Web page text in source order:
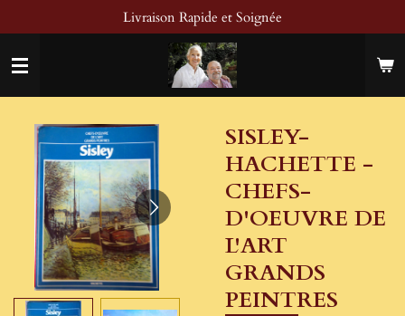
au
contenu
principal
Livraison Rapide et Soignée
SISLEY-
HACHETTE -
CHEFS-
D'OEUVRE DE
L'ART
GRANDS
PEINTRES